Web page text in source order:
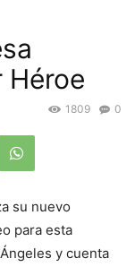
Héroe
0
1809
su nuevo
para esta
y cuenta